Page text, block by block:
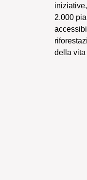
2.000
della vita